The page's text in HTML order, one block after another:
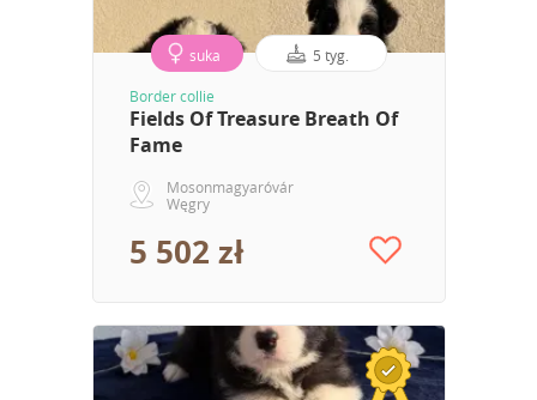
suka 5 tyg.
Border collie
Fields Of Treasure Breath Of
Fame
Mosonmagyaróvár
Węgry
5 502 zł